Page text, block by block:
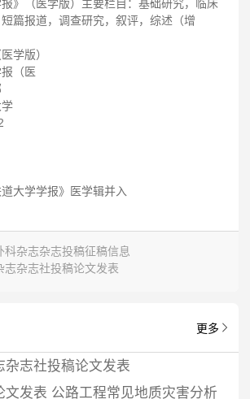
（医学版）主要栏目：基础研究，临床
篇报道，调查研究，叙评，综述（增
学版）
（医
大学学报》医学辑并入
科杂志杂志投稿征稿信息
志杂志社投稿论文发表
更多
杂志社投稿论文发表
文发表 公路工程常见地质灾害分析